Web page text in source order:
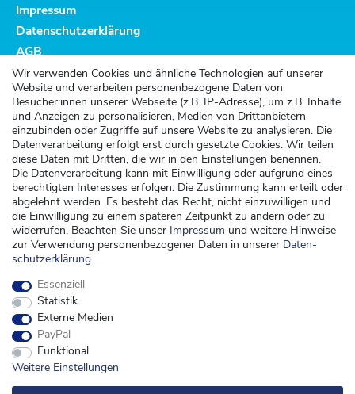
Wir verwenden Cookies und ähnliche Technologien auf unserer
Website und verarbeiten personenbezogene Daten von
Besucher:innen unserer Webseite (z.B. IP-Adresse), um z.B. Inhalte
und Anzeigen zu personalisieren, Medien von Drittanbietern
einzubinden oder Zugriffe auf unsere Website zu analysieren. Die
Datenverarbeitung erfolgt erst durch gesetzte Cookies. Wir teilen
diese Daten mit Dritten, die wir in den Einstellungen benennen.
Die Datenverarbeitung kann mit Einwilligung oder aufgrund eines
berechtigten Interesses erfolgen. Die Zustimmung kann erteilt oder
abgelehnt werden. Es besteht das Recht, nicht einzuwilligen und
die Einwilligung zu einem späteren Zeitpunkt zu ändern oder zu
widerrufen. Beachten Sie unser Impressum und weitere Hinweise
zur Verwendung personenbezogener Daten in unserer Daten­
schutz­erklärung.
Essenziell
Statistik
Externe Medien
PayPal
Funktional
Weitere Einstellungen
Impressum
Datenschutzerklärung
AGB
Altbatterieentsorgung
Kundenservice
Versand
Zahlung
Widerrufsrecht
Widerrufsformular
Kontakt
kontakt@kinderspieleland.de
Montag, Dienstag, Freitag von 7.30 bis 15.00 Uhr
Anrufe aus dem dt. Festnetz zum Ortstarif, Preise aus dem Mobilfunknetz ggf.
abweichend (abhängig vom Provider).